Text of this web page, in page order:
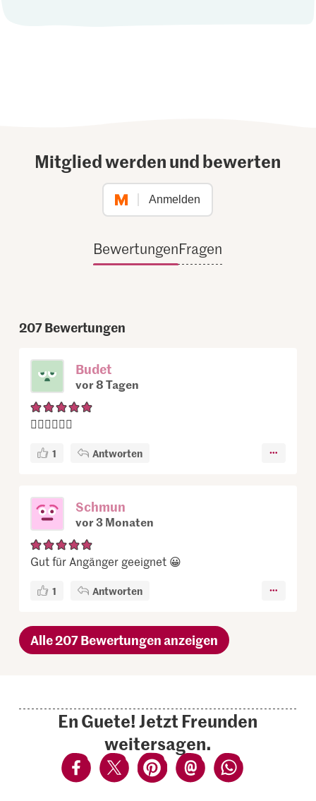
Mitglied werden und bewerten
Anmelden
BewertungenFragen
207Bewertungen
Budet
vor 8 Tagen
👍🏽👍🏽👍🏽
1 Antworten
Schmun
vor 3 Monaten
Gut für Angänger geeignet 😀
1 Antworten
Alle 207 Bewertungen anzeigen
En Guete! Jetzt Freunden
weitersagen.